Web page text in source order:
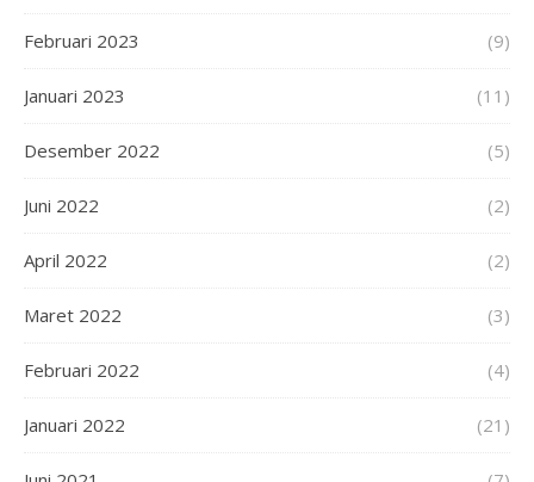
Februari 2023 (9)
Januari 2023 (11)
Desember 2022 (5)
Juni 2022 (2)
April 2022 (2)
Maret 2022 (3)
Februari 2022 (4)
Januari 2022 (21)